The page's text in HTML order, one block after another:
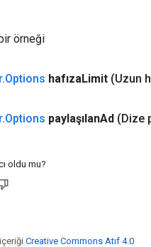
örneği
.Options hafızaLimit (Uzun
.Options paylaşılanAd (Dize
oldu mu?
Creative Commons Atıf 4.0